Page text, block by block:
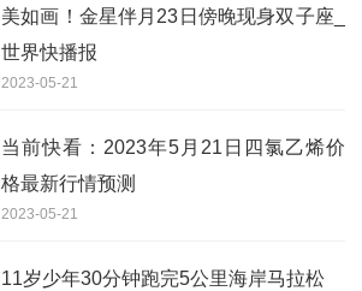
美如画！金星伴月23日傍晚现身双子座_
世界快播报
2023-05-21
当前快看：2023年5月21日四氯乙烯价
格最新行情预测
2023-05-21
11岁少年30分钟跑完5公里海岸马拉松